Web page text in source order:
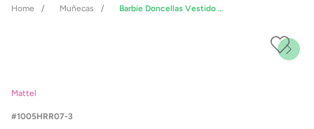
Muñecas Barbie Doncellas Vestido Azul con Mariposas
Mattel
1005HRR07-3